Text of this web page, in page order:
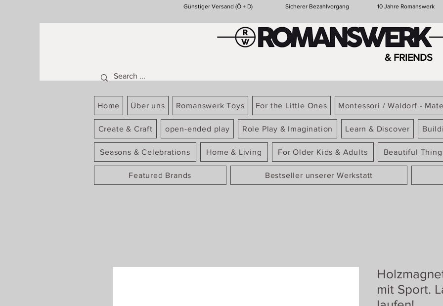
Günstiger Versand (Ö + D) Sicherer Bezahlvorgang 10 Jahre Romanswerk
& FRIENDS
Home Über uns Romanswerk Toys For the Little Ones Montessori / Waldorf -
Create & Craft open-ended play Role Play & Imagination Learn & Discover
Seasons & Celebrations Home & Living For Older Kids & Adults Beautiful
Featured Brands Bestseller unserer Werkstatt
mit Sport.